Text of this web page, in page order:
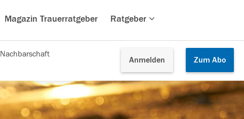
Magazin Trauerratgeber Ratgeber
Anmelden Zum Abo
Nachbarschaft